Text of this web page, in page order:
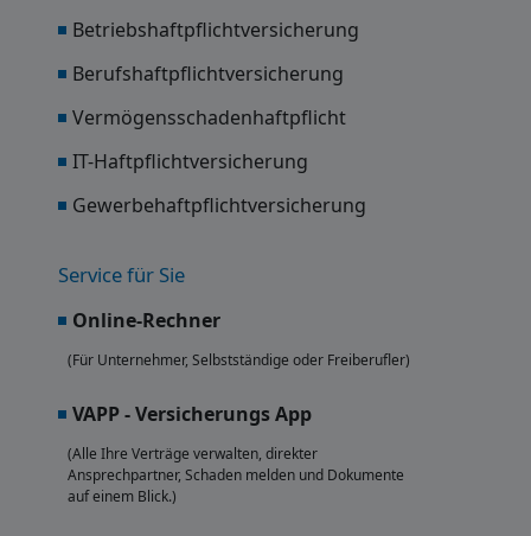
Betriebshaftpflichtversicherung
Berufshaftpflichtversicherung
Vermögensschadenhaftpflicht
IT-Haftpflichtversicherung
Gewerbehaftpflichtversicherung
Service für Sie
Online-Rechner
(Für Unternehmer, Selbstständige oder Freiberufler)
VAPP - Versicherungs App
(Alle Ihre Verträge verwalten, direkter
Ansprechpartner, Schaden melden und Dokumente
auf einem Blick.)